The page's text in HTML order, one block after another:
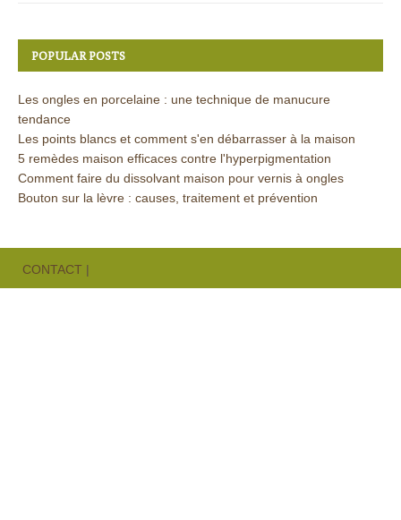
POPULAR POSTS
Les ongles en porcelaine : une technique de manucure
tendance
Les points blancs et comment s'en débarrasser à la maison
5 remèdes maison efficaces contre l'hyperpigmentation
Comment faire du dissolvant maison pour vernis à ongles
Bouton sur la lèvre : causes, traitement et prévention
CONTACT |